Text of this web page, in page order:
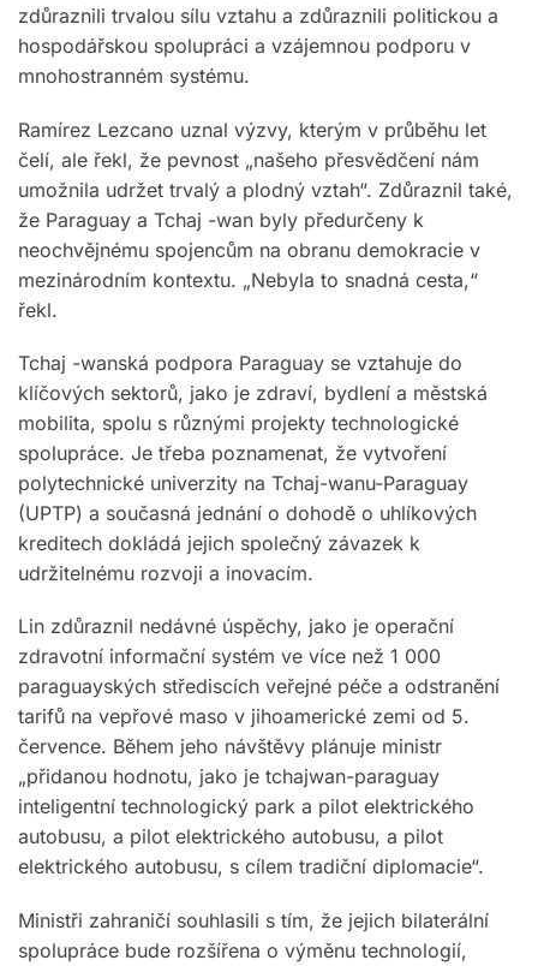
zdůraznili trvalou sílu vztahu a zdůraznili politickou a
hospodářskou spolupráci a vzájemnou podporu v
mnohostranném systému.
Ramírez Lezcano uznal výzvy, kterým v průběhu let
čelí, ale řekl, že pevnost „našeho přesvědčení nám
umožnila udržet trvalý a plodný vztah“. Zdůraznil také,
že Paraguay a Tchaj -wan byly předurčeny k
neochvějnému spojencům na obranu demokracie v
mezinárodním kontextu. „Nebyla to snadná cesta,“
řekl.
Tchaj -wanská podpora Paraguay se vztahuje do
klíčových sektorů, jako je zdraví, bydlení a městská
mobilita, spolu s různými projekty technologické
spolupráce. Je třeba poznamenat, že vytvoření
polytechnické univerzity na Tchaj-wanu-Paraguay
(UPTP) a současná jednání o dohodě o uhlíkových
kreditech dokládá jejich společný závazek k
udržitelnému rozvoji a inovacím.
Lin zdůraznil nedávné úspěchy, jako je operační
zdravotní informační systém ve více než 1 000
paraguayských střediscích veřejné péče a odstranění
tarifů na vepřové maso v jihoamerické zemi od 5.
července. Během jeho návštěvy plánuje ministr
„přidanou hodnotu, jako je tchajwan-paraguay
inteligentní technologický park a pilot elektrického
autobusu, a pilot elektrického autobusu, a pilot
elektrického autobusu, s cílem tradiční diplomacie“.
Ministři zahraničí souhlasili s tím, že jejich bilaterální
spolupráce bude rozšířena o výměnu technologií,